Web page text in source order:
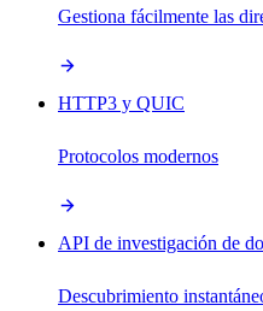
Gestiona fácilmente las
HTTP3 y QUIC
Protocolos modernos
API de investigación de
Descubrimiento